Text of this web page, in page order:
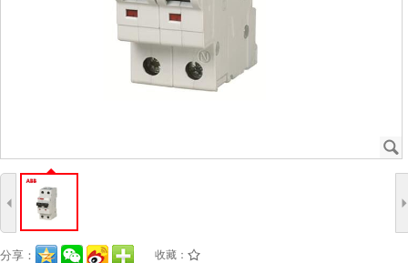
J
4
分享： 收藏： /